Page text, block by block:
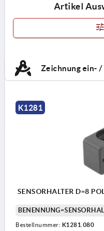
Artikel
Zeichnung ein- /
K1281
SENSORHALTER D=8
Bestellnummer: K1281.080